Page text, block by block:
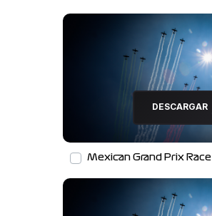
DESCARGAR
Mexican Grand Prix Race